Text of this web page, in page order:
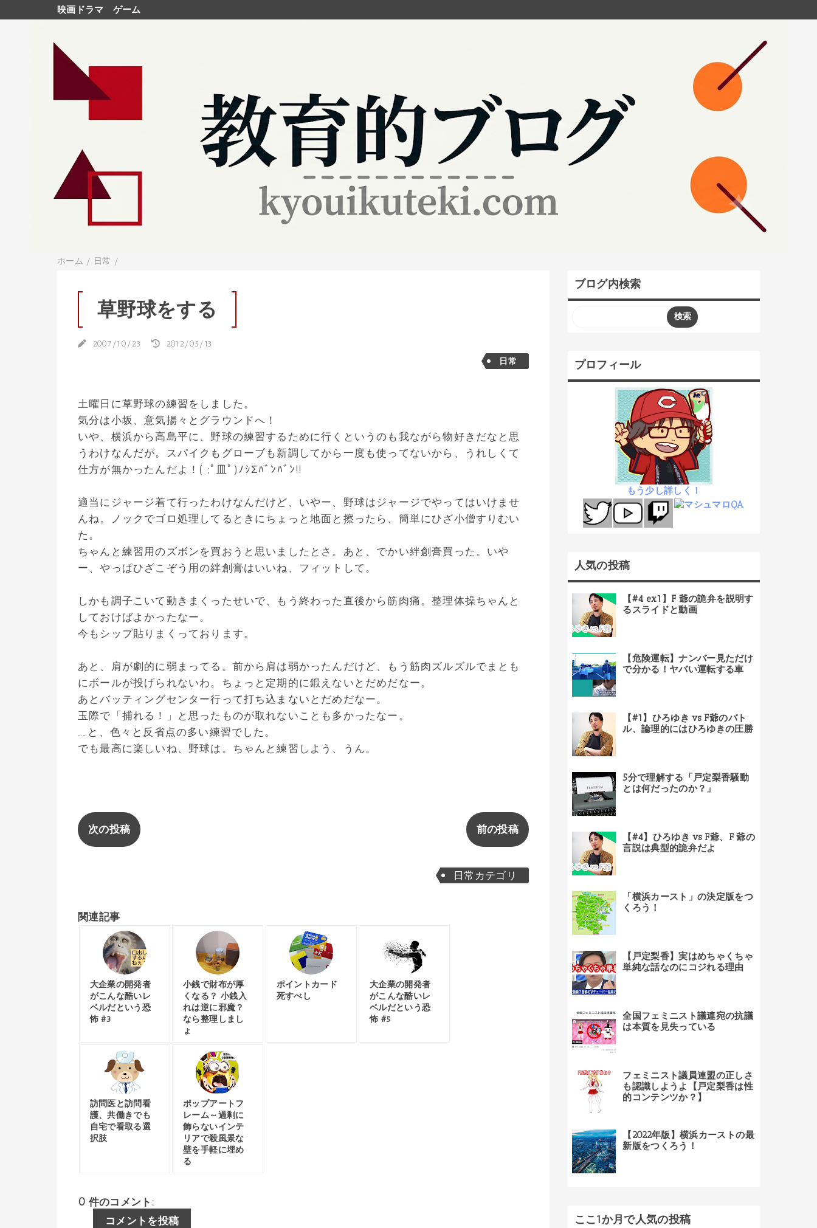
映画ドラマ ゲーム
ホーム / 日常 /
草野球をする
2007/10/23
2012/05/13
日常
土曜日に草野球の練習をしました。
気分は小坂、意気揚々とグラウンドへ！
いや、横浜から高島平に、野球の練習するために行くというのも我ながら物好きだなと思
うわけなんだが。スパイクもグローブも新調してから一度も使ってないから、うれしくて
仕方が無かったんだよ！( ;ﾟ皿ﾟ)ﾉｼΣﾊﾞﾝﾊﾞﾝ!!
適当にジャージ着て行ったわけなんだけど、いやー、野球はジャージでやってはいけませ
んね。ノックでゴロ処理してるときにちょっと地面と擦ったら、簡単にひざ小僧すりむい
た。
ちゃんと練習用のズボンを買おうと思いましたとさ。あと、でかい絆創膏買った。いや
ー、やっぱひざこぞう用の絆創膏はいいね、フィットして。
しかも調子こいて動きまくったせいで、もう終わった直後から筋肉痛。整理体操ちゃんと
しておけばよかったなー。
今もシップ貼りまくっております。
あと、肩が劇的に弱まってる。前から肩は弱かったんだけど、もう筋肉ズルズルでまとも
にボールが投げられないわ。ちょっと定期的に鍛えないとだめだなー。
あとバッティングセンター行って打ち込まないとだめだなー。
玉際で「捕れる！」と思ったものが取れないことも多かったなー。
……と、色々と反省点の多い練習でした。
でも最高に楽しいね、野球は。ちゃんと練習しよう、うん。
次の投稿 前の投稿
日常カテゴリ
関連記事
大企業の開発者
がこんな酷いレ
ベルだという恐
怖 #3
小銭で財布が厚
くなる？ 小銭入
れは逆に邪魔？
なら整理しまし
ょ
ポイントカード
死すべし
大企業の開発者
がこんな酷いレ
ベルだという恐
怖 #5
訪問医と訪問看
護、共働きでも
自宅で看取る選
択肢
ポップアートフ
レーム～過剰に
飾らないインテ
リアで殺風景な
壁を手軽に埋め
る
0 件のコメント:
コメントを投稿
ブログ内検索
プロフィール
もう少し詳しく！
人気の投稿
【#4 ex1】F 爺の詭弁を説明す
るスライドと動画
【危険運転】ナンバー見ただけ
で分かる！ヤバい運転する車
【#1】ひろゆき vs F爺のバト
ル、論理的にはひろゆきの圧勝
5分で理解する「戸定梨香騒動
とは何だったのか？」
【#4】ひろゆき vs F爺、F 爺の
言説は典型的詭弁だよ
「横浜カースト」の決定版をつ
くろう！
【戸定梨香】実はめちゃくちゃ
単純な話なのにコジれる理由
全国フェミニスト議連宛の抗議
は本質を見失っている
フェミニスト議員連盟の正しさ
も認識しようよ【戸定梨香は性
的コンテンツか？】
【2022年版】横浜カーストの最
新版をつくろう！
ここ1か月で人気の投稿